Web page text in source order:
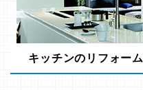
キッチンのリフォーム